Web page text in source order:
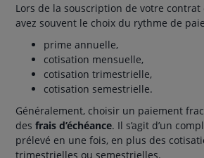
Lors de la souscription de votre contrat
avez souvent le choix du rythme de
prime annuelle,
cotisation mensuelle,
cotisation trimestrielle,
cotisation semestrielle.
Généralement, choisir un paiement
desfrais d’échéance. Il s’agit d’un
prélevé en une fois, en plus des
trimestrielles ou semestrielles.